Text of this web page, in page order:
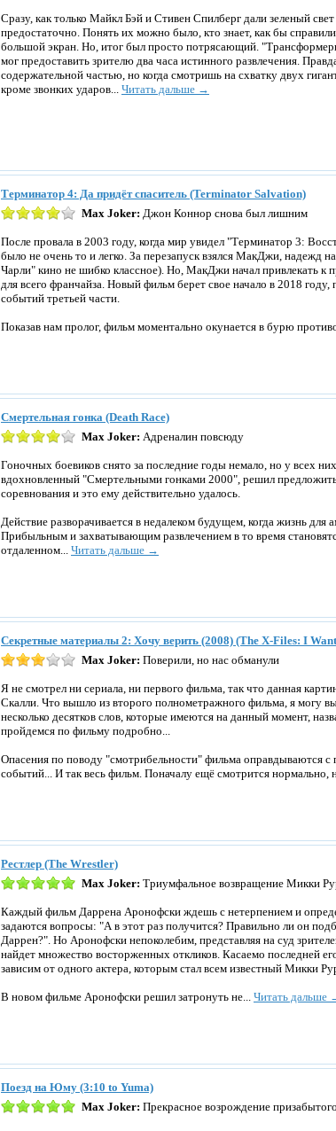
Сразу, как только Майкл Бэй и Стивен Спилберг дали зеленый
предостаточно. Понять их можно было, кто знает, как бы
большой экран. Но, итог был просто потрясающий.
мог предоставить зрителю два часа истинного развлечения.
содержательной частью, но когда смотришь на схватку двух
кроме звонких ударов... Читать дальше →
Терминатор 4: Да придёт спаситель (Terminator Salvation)
Max Joker: Джон Коннор снова был лишним
После провала в 2003 году, когда мир увидел "Терминатор 3:
было не очень то и легко. За перезапуск взялся МакДжи, надежд
Чарли" кино не шибко классное). Но, МакДжи начал привлекать
для всего франчайза. Новый фильм берет свое начало в 2018
событий третьей части.
Показав нам пролог, фильм моментально окунается в бурю
Смертельная гонка (Death Race)
Max Joker: Адреналин повсюду
Гоночных боевиков снято за последние годы немало, но у всех
вдохновленный "Смертельными гонками 2000", решил
соревнования и это ему действительно удалось.
Действие разворачивается в недалеком будущем, когда жизнь для
Прибыльным и захватывающим развлечением в то время
отдаленном... Читать дальше →
Секретные материалы 2: Хочу верить (2008) (The X-Files: I
Max Joker: Поверили, но нас обманули
Я не смотрел ни сериала, ни первого фильма, так что данная
Скалли. Что вышло из второго полнометражного фильма, я могу
несколько десятков слов, которые имеются на данный момент,
пройдемся по фильму подробно...
Опасения по поводу "смотрибельности" фильма оправдываются
событий... И так весь фильм. Поначалу ещё смотрится нормально,
Рестлер (The Wrestler)
Max Joker: Триумфальное возвращение Микки
Каждый фильм Даррена Аронофски ждешь с нетерпением и
задаются вопросы: "А в этот раз получится? Правильно ли он
Даррен?". Но Аронофски непоколебим, представляя на суд
найдет множество восторженных откликов. Касаемо последней
зависим от одного актера, которым стал всем известный Микки
В новом фильме Аронофски решил затронуть не... Читать дальше
Поезд на Юму (3:10 to Yuma)
Max Joker: Прекрасное возрождение